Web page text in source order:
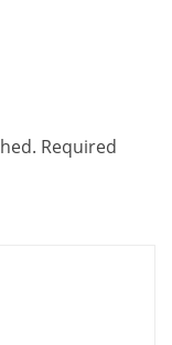
Required